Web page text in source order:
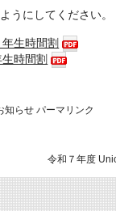
うにしてください。
年生時間割
生時間割
知らせ パーマリンク
令和７年度